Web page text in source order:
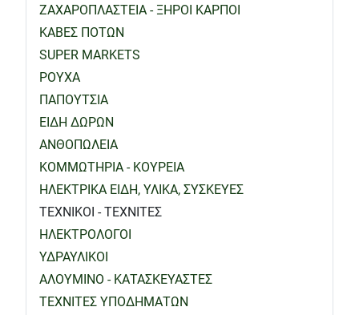
ΖΑΧΑΡΟΠΛΑΣΤΕΙΑ - ΞΗΡΟΙ ΚΑΡΠΟΙ
ΚΑΒΕΣ ΠΟΤΩΝ
SUPER MARKETS
ΡΟΥΧΑ
ΠΑΠΟΥΤΣΙΑ
ΕΙΔΗ ΔΩΡΩΝ
ΑΝΘΟΠΩΛΕΙΑ
ΚΟΜΜΩΤΗΡΙΑ - ΚΟΥΡΕΙΑ
ΗΛΕΚΤΡΙΚΑ ΕΙΔΗ, ΥΛΙΚΑ, ΣΥΣΚΕΥΕΣ
ΤΕΧΝΙΚΟΙ - ΤΕΧΝΙΤΕΣ
ΗΛΕΚΤΡΟΛΟΓΟΙ
ΥΔΡΑΥΛΙΚΟΙ
ΑΛΟΥΜΙΝΟ - ΚΑΤΑΣΚΕΥΑΣΤΕΣ
ΤΕΧΝΙΤΕΣ ΥΠΟΔΗΜΑΤΩΝ